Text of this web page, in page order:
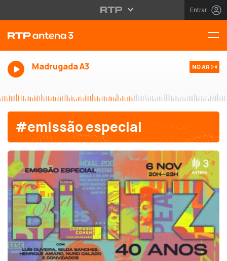
Entrar
Madrugada A3 NO AR
#emissão especial